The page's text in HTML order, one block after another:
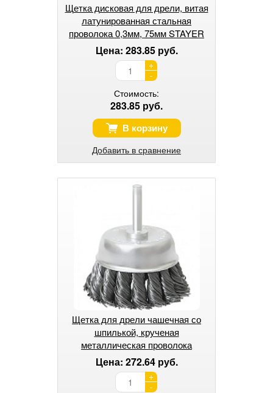
Щетка дисковая для дрели, витая
латунированная стальная
проволока 0,3мм, 75мм STAYER
"PROFESSIONAL".
Цена: 283.85 руб.
+
-
Стоимость:
283.85 руб.
В корзину
Добавить в сравнение
Щетка для дрели чашечная со
шпилькой, крученая
металлическая проволока
MATRIX 65 мм
Цена: 272.64 руб.
+
-